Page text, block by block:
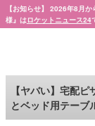
【お知らせ】 2026年8月
様』はロケットニュース24
【ヤバい】宅配
とベッド用テーブ